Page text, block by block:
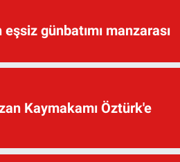
günbatımı manzarası
Kaymakamı Öztürk'e